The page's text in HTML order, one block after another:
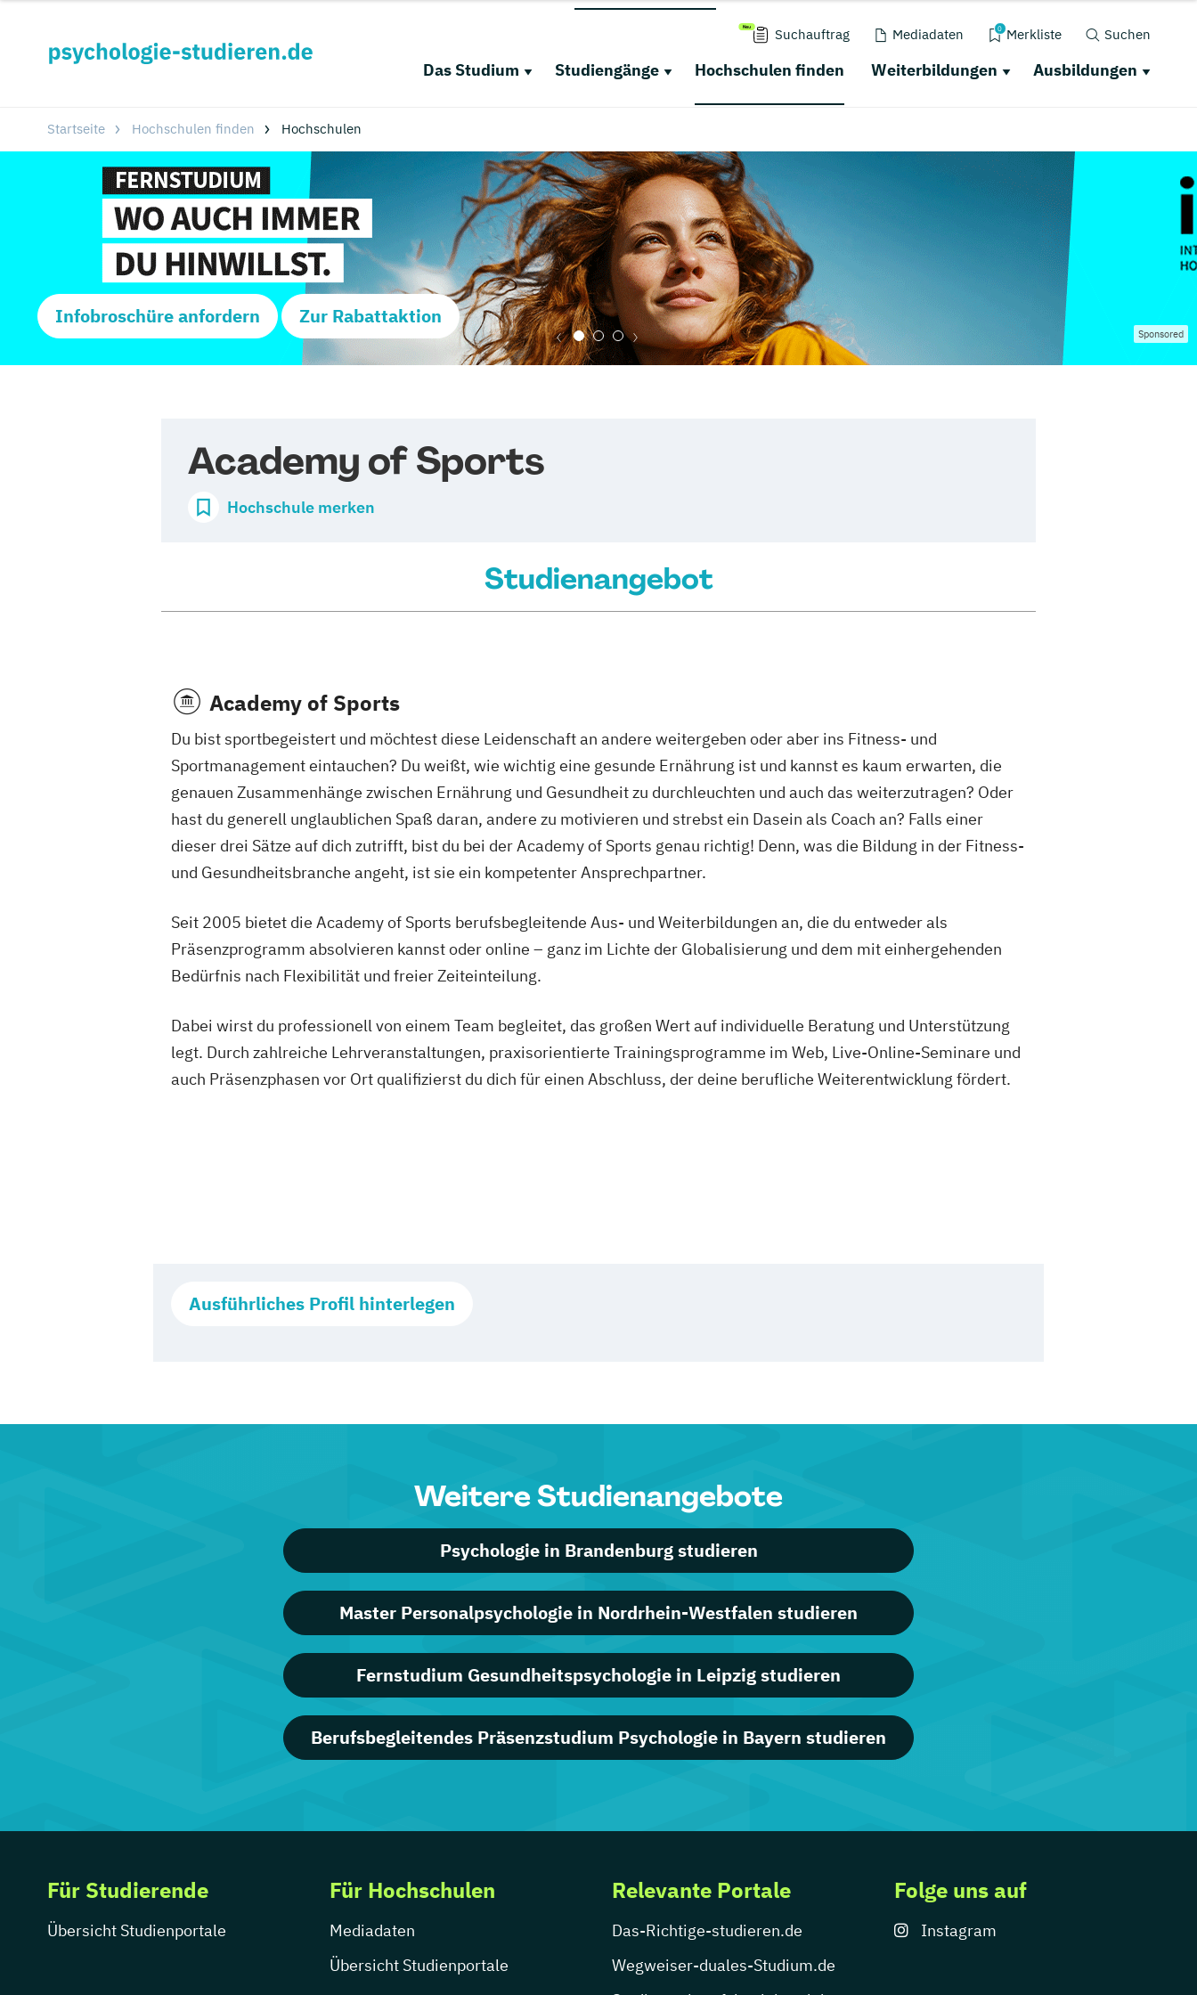
Suchauftrag Mediadaten 0 Merkliste Suchen
Das Studium Studiengänge Hochschulen finden Weiterbildungen Ausbildungen
Startseite Hochschulen finden Hochschulen
Infobroschüre anfordern Zur Rabattaktion
Sponsored
Academy of Sports
Hochschule merken
Studienangebot
Academy of Sports
Du bist sportbegeistert und möchtest diese Leidenschaft an andere weitergeben oder aber ins Fitness- und
Sportmanagement eintauchen? Du weißt, wie wichtig eine gesunde Ernährung ist und kannst es kaum erwarten, die
genauen Zusammenhänge zwischen Ernährung und Gesundheit zu durchleuchten und auch das weiterzutragen? Oder
hast du generell unglaublichen Spaß daran, andere zu motivieren und strebst ein Dasein als Coach an? Falls einer
dieser drei Sätze auf dich zutrifft, bist du bei der Academy of Sports genau richtig! Denn, was die Bildung in der Fitness-
und Gesundheitsbranche angeht, ist sie ein kompetenter Ansprechpartner.
Seit 2005 bietet die Academy of Sports berufsbegleitende Aus- und Weiterbildungen an, die du entweder als
Präsenzprogramm absolvieren kannst oder online – ganz im Lichte der Globalisierung und dem mit einhergehenden
Bedürfnis nach Flexibilität und freier Zeiteinteilung.
Dabei wirst du professionell von einem Team begleitet, das großen Wert auf individuelle Beratung und Unterstützung
legt. Durch zahlreiche Lehrveranstaltungen, praxisorientierte Trainingsprogramme im Web, Live-Online-Seminare und
auch Präsenzphasen vor Ort qualifizierst du dich für einen Abschluss, der deine berufliche Weiterentwicklung fördert.
Ausführliches Profil hinterlegen
Weitere Studienangebote
Psychologie in Brandenburg studieren
Master Personalpsychologie in Nordrhein-Westfalen studieren
Fernstudium Gesundheitspsychologie in Leipzig studieren
Berufsbegleitendes Präsenzstudium Psychologie in Bayern studieren
Für Studierende
Übersicht Studienportale
Für Hochschulen
Mediadaten
Übersicht Studienportale
Relevante Portale
Das-Richtige-studieren.de
Wegweiser-duales-Studium.de
Folge uns auf
Instagram